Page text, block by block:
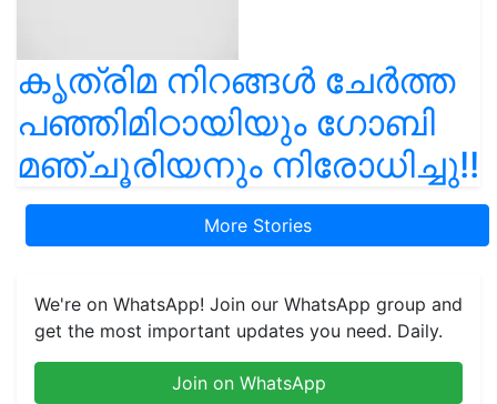
കൃത്രിമ നിറങ്ങൾ ചേർത്ത
പഞ്ഞിമിഠായിയും ഗോബി
മഞ്ചൂരിയനും നിരോധിച്ചു!!
More Stories
We're on WhatsApp! Join our WhatsApp group and
get the most important updates you need. Daily.
Join on WhatsApp